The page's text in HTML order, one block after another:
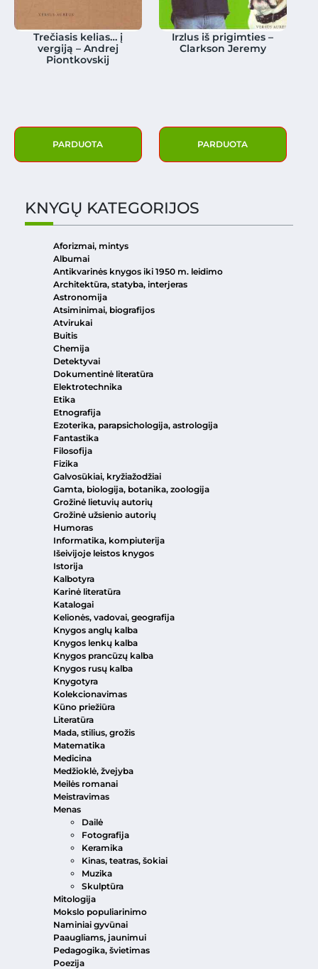
Trečiasis kelias… į
vergiją – Andrej
Piontkovskij
PARDUOTA
Irzlus iš prigimties –
Clarkson Jeremy
PARDUOTA
KNYGŲ KATEGORIJOS
Aforizmai, mintys
Albumai
Antikvarinės knygos iki 1950 m. leidimo
Architektūra, statyba, interjeras
Astronomija
Atsiminimai, biografijos
Atvirukai
Buitis
Chemija
Detektyvai
Dokumentinė literatūra
Elektrotechnika
Etika
Etnografija
Ezoterika, parapsichologija, astrologija
Fantastika
Filosofija
Fizika
Galvosūkiai, kryžiažodžiai
Gamta, biologija, botanika, zoologija
Grožinė lietuvių autorių
Grožinė užsienio autorių
Humoras
Informatika, kompiuterija
Išeivijoje leistos knygos
Istorija
Kalbotyra
Karinė literatūra
Katalogai
Kelionės, vadovai, geografija
Knygos anglų kalba
Knygos lenkų kalba
Knygos prancūzų kalba
Knygos rusų kalba
Knygotyra
Kolekcionavimas
Kūno priežiūra
Literatūra
Mada, stilius, grožis
Matematika
Medicina
Medžioklė, žvejyba
Meilės romanai
Meistravimas
Menas
Dailė
Fotografija
Keramika
Kinas, teatras, šokiai
Muzika
Skulptūra
Mitologija
Mokslo populiarinimo
Naminiai gyvūnai
Paaugliams, jaunimui
Pedagogika, švietimas
Poezija